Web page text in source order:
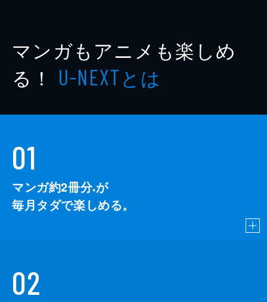
マンガもアニメも楽しめ
る！ U-NEXTとは
01
マンガ約2冊分※が
毎月タダで楽しめる。
02